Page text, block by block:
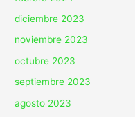
diciembre 2023
noviembre 2023
octubre 2023
septiembre 2023
agosto 2023